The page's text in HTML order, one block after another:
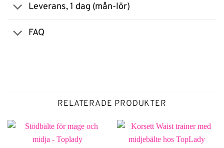
Leverans, 1 dag (mån-lör)
FAQ
RELATERADE PRODUKTER